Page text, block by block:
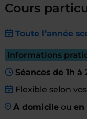
Cours
Toute l’année
Informations
Séances de 1h à
Flexible selon
À domicileou en